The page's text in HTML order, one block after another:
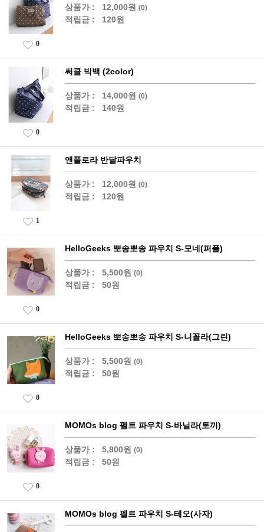
상품가 : 12,000원 (0)
적립금 : 120원
0
써클 빅백 (2color)
상품가 : 14,000원 (0)
적립금 : 140원
0
앤플로라 반달파우치
상품가 : 12,000원 (0)
적립금 : 120원
1
HelloGeeks 뽀송뽀송 파우치 S-모네(퍼플)
상품가 : 5,500원 (0)
적립금 : 50원
0
HelloGeeks 뽀송뽀송 파우치 S-니꼴라(그린)
상품가 : 5,500원 (0)
적립금 : 50원
0
MOMOs blog 펠트 파우치 S-바닐라(토끼)
상품가 : 5,800원 (0)
적립금 : 50원
0
MOMOs blog 펠트 파우치 S-테오(사자)